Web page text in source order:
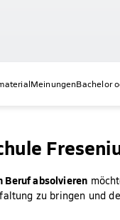
MeinungenBachelor
Beruf absolvieren
zu bringen und